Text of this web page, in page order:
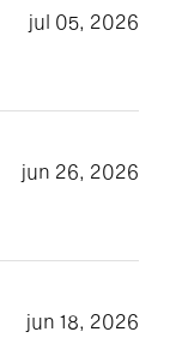
jul 05, 2026
jun 26, 2026
jun 18, 2026